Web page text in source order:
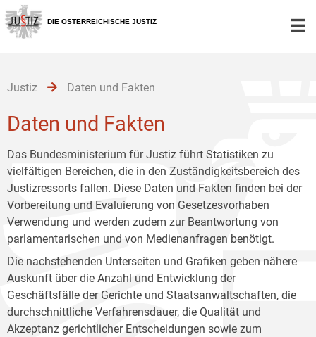
Zur
Hauptnavigation
[1]
Zum
Inhalt
[2]
Zum
Untermenü
[3]
DIE ÖSTERREICHISCHE JUSTIZ
Justiz Daten und Fakten
Daten und Fakten
Das Bundesministerium für Justiz führt Statistiken zu
vielfältigen Bereichen, die in den Zuständigkeitsbereich des
Justizressorts fallen. Diese Daten und Fakten finden bei der
Vorbereitung und Evaluierung von Gesetzesvorhaben
Verwendung und werden zudem zur Beantwortung von
parlamentarischen und von Medienanfragen benötigt.
Die nachstehenden Unterseiten und Grafiken geben nähere
Auskunft über die Anzahl und Entwicklung der
Geschäftsfälle der Gerichte und Staatsanwaltschaften, die
durchschnittliche Verfahrensdauer, die Qualität und
Akzeptanz gerichtlicher Entscheidungen sowie zum